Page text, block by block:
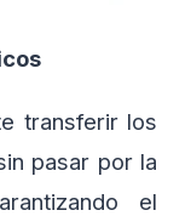
transferir los
pasar por la
el